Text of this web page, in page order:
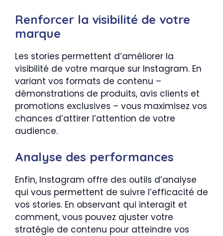
Renforcer la visibilité de votre
marque
Les stories permettent d’améliorer la
visibilité de votre marque sur Instagram. En
variant vos formats de contenu –
démonstrations de produits, avis clients et
promotions exclusives – vous maximisez vos
chances d’attirer l’attention de votre
audience.
Analyse des performances
Enfin, Instagram offre des outils d’analyse
qui vous permettent de suivre l’efficacité de
vos stories. En observant qui interagit et
comment, vous pouvez ajuster votre
stratégie de contenu pour atteindre vos